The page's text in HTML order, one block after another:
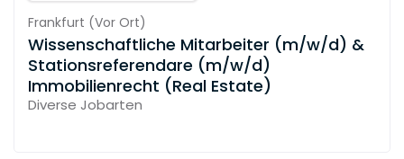
Frankfurt (Vor Ort)
Wissenschaftliche Mitarbeiter (m/w/d) &
Stationsreferendare (m/w/d)
Immobilienrecht (Real Estate)
Diverse Jobarten